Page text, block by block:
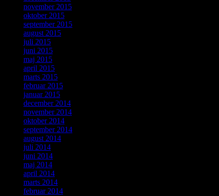
november 2015
oktober 2015
september 2015
august 2015
juli 2015
juni 2015
maj 2015
april 2015
marts 2015
februar 2015
januar 2015
december 2014
november 2014
oktober 2014
september 2014
august 2014
juli 2014
juni 2014
maj 2014
april 2014
marts 2014
februar 2014